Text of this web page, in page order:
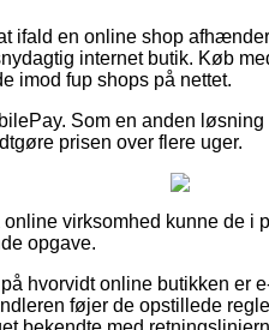
ifald en online shop
internet butik. Køb
imod fup shops på nettet.
Som en anden
prisen over flere uger.
virksomhed kunne de i
opgave.
hvorvidt online butikken er
føjer de opstillede